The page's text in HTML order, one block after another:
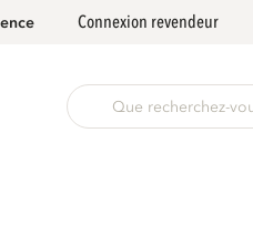
Connexion revendeur